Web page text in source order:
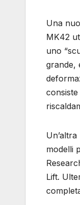
Una
MK42
uno
grande,
modelli
Lift.